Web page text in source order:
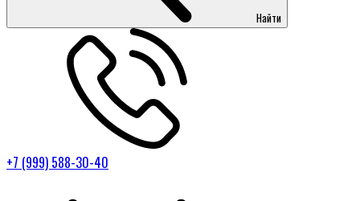
Найти
+7 (999) 588-30-40